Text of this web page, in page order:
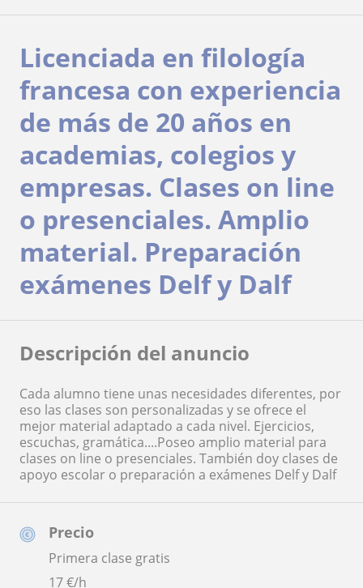
Precio
Primera clase gratis
17€/h
Licenciada en filología
francesa con experiencia
de más de 20 años en
academias, colegios y
empresas. Clases on line
o presenciales. Amplio
material. Preparación
exámenes Delf y Dalf
Descripción del anuncio
Cada alumno tiene unas necesidades diferentes, por
eso las clases son personalizadas y se ofrece el
mejor material adaptado a cada nivel. Ejercicios,
escuchas, gramática....Poseo amplio material para
clases on line o presenciales. También doy clases de
apoyo escolar o preparación a exámenes Delf y Dalf